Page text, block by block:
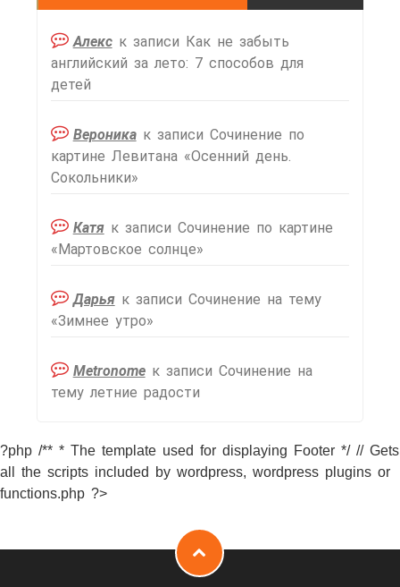
Алекск записи Как не забыть
английский за лето: 7 способов для
детей
Вероникак записи Сочинение по
картине Левитана «Осенний день.
Сокольники»
Катяк записи Сочинение по картине
«Мартовское солнце»
Дарьяк записи Сочинение на тему
«Зимнее утро»
Metronomeк записи Сочинение на
тему летние радости
?php /** * The template used for displaying Footer */ // Gets
all the scripts included by wordpress, wordpress plugins or
functions.php ?>